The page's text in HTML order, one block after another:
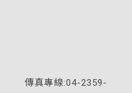
傳真專線:04-2359-